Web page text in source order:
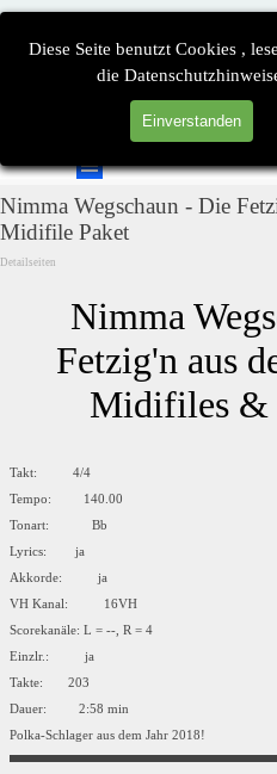
Diese Seite benutzt Cookies ,
die
Einverstanden
Direkt zum Seiteninhalt
Nimma Wegschaun - Die
Midifile Paket
Detailseiten
Nimma
Fetzig'n aus
Midifiles &
Takt: 4/4
Tempo: 140.00
Tonart: Bb
Lyrics: ja
Akkorde: ja
VH Kanal: 16VH
Scorekanäle: L = --, R = 4
Einzlr.: ja
Takte: 203
Dauer: 2:58 min
Polka-Schlager aus dem Jahr 2018!